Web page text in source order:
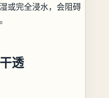
或完全浸水，会阻碍
透